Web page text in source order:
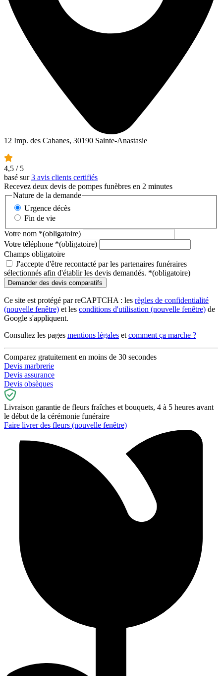
12 Imp. des Cabanes, 30190 Sainte-Anastasie
4,5 / 5
basé sur3 avis clients certifiés
Recevez deux devis de pompes funèbres en 2 minutes
Nature de la demande
Urgence décès
Fin de vie
Votre nom *(obligatoire)
Votre téléphone *(obligatoire)
Champs obligatoire
J'accepte d'être recontacté par les partenaires funéraires
sélectionnés afin d'établir les devis demandés. *(obligatoire)
Ce site est protégé par reCAPTCHA : les règles de confidentialité
(nouvelle fenêtre) et les conditions d'utilisation (nouvelle fenêtre) de
Google s'appliquent.
Consultez les pages mentions légales et comment ça marche ?
Comparez gratuitement en moins de 30 secondes
Devis marbrerie
Devis assurance
Devis obsèques
Livraison garantie de fleurs fraîches et bouquets, 4 à 5 heures avant
le début de la cérémonie funéraire
Faire livrer des fleurs (nouvelle fenêtre)